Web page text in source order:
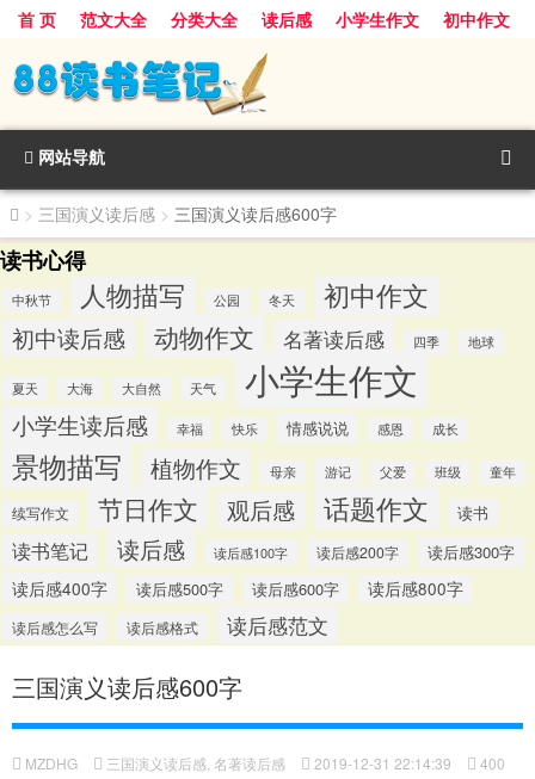
首 页 范文大全 分类大全 读后感 小学生作文
初中作文
景物描写
话题作文 人物描写
节日作文
网站导航
> 三国演义读后感 > 三国演义读后感600字
读书心得
中秋节 人物描写 公园 冬天 初中作文
初中读后感 动物作文 名著读后感 四季 地球
夏天 大海 大自然 天气 小学生作文
小学生读后感 幸福 快乐 情感说说 感恩 成长
景物描写 植物作文 母亲 游记 父爱 班级 童年
续写作文 节日作文 观后感 话题作文 读书
读书笔记 读后感 读后感100字 读后感200字 读后感300字
读后感400字 读后感500字 读后感600字 读后感800字
读后感怎么写 读后感格式 读后感范文
三国演义读后感600字
MZDHG 三国演义读后感 名著读后感 2019-12-31 22:14:39 400